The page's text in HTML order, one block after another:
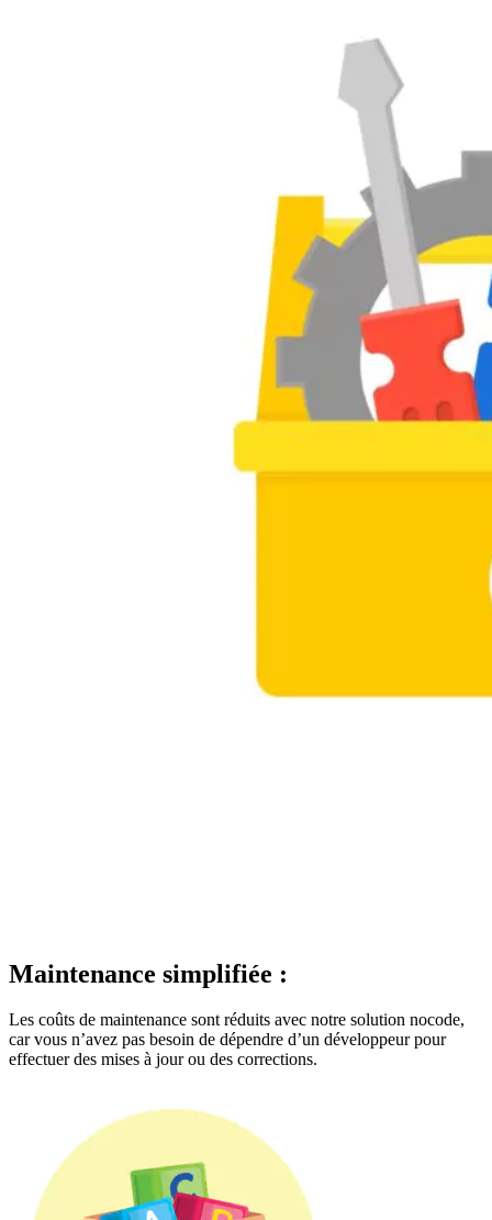
Maintenance simplifiée :
Les coûts de maintenance sont réduits avec notre solution nocode,
car vous n’avez pas besoin de dépendre d’un développeur pour
effectuer des mises à jour ou des corrections.